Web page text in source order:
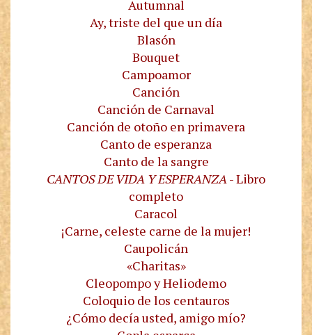
Autumnal
Ay, triste del que un día
Blasón
Bouquet
Campoamor
Canción
Canción de Carnaval
Canción de otoño en primavera
Canto de esperanza
Canto de la sangre
CANTOS DE VIDA Y ESPERANZA- Libro
completo
Caracol
¡Carne, celeste carne de la mujer!
Caupolicán
«Charitas»
Cleopompo y Heliodemo
Coloquio de los centauros
¿Cómo decía usted, amigo mío?